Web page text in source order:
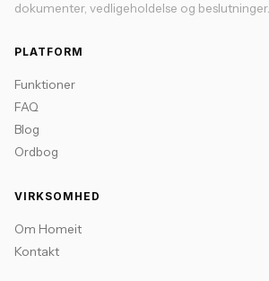
dokumenter, vedligeholdelse og beslutninger.
PLATFORM
Funktioner
FAQ
Blog
Ordbog
VIRKSOMHED
Om Homeit
Kontakt